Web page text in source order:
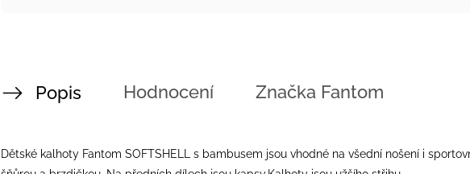
Popis Hodnocení Značka Fantom
Dětské kalhoty Fantom SOFTSHELL s bambusem jsou vhodné na všední nošení i